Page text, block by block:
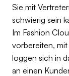
Sie mit
schwierig sein
Im Fashion
vorbereiten,
loggen sich in
an einen